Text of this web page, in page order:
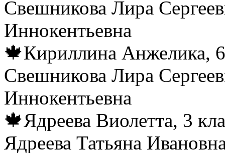
Свешникова Лира
Иннокентьевна
🍁Кириллина Анжелика,
Свешникова Лира
Иннокентьевна
🍁Ядреева Виолетта, 3
Ядреева Татьяна